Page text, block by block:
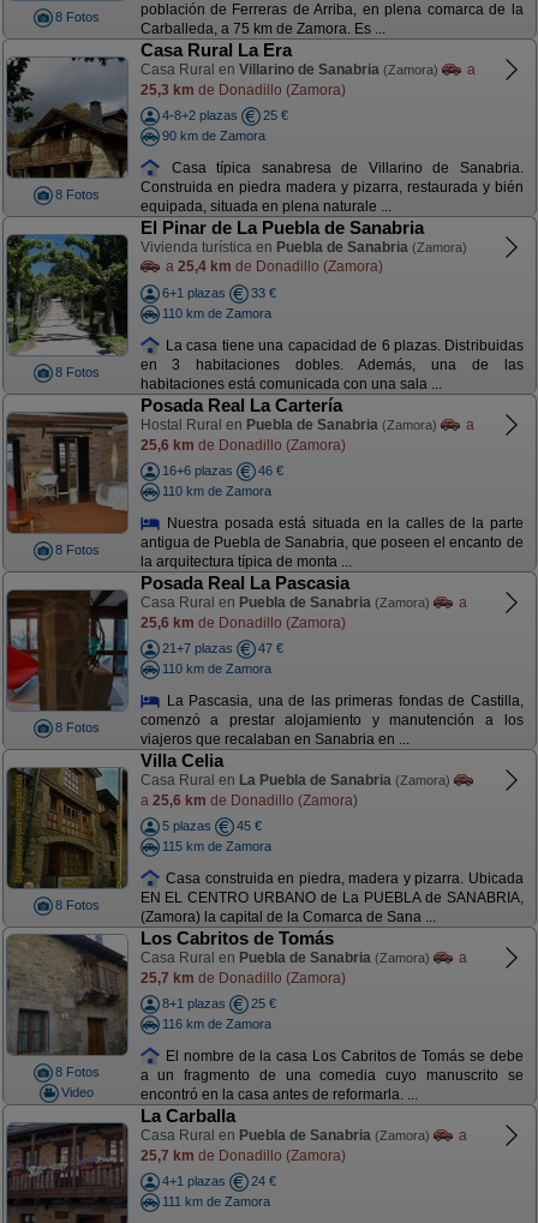
8 Fotos
población de Ferreras de Arriba, en plena comarca de la
Carballeda, a 75 km de Zamora. Es ...
8 Fotos
Casa Rural La Era
Casa Rural en Villarino de Sanabria (Zamora)
a
25,3 km de Donadillo (Zamora)
4-8+2 plazas
25 €
90 km de Zamora
Casa típica sanabresa de Villarino de Sanabria.
Construida en piedra madera y pizarra, restaurada y bién
equipada, situada en plena naturale ...
8 Fotos
El Pinar de La Puebla de Sanabria
Vivienda turística en Puebla de Sanabria (Zamora)
a 25,4 km de Donadillo (Zamora)
6+1 plazas
33 €
110 km de Zamora
La casa tiene una capacidad de 6 plazas. Distribuidas
en 3 habitaciones dobles. Además, una de las
habitaciones está comunicada con una sala ...
8 Fotos
Posada Real La Cartería
Hostal Rural en Puebla de Sanabria (Zamora)
a
25,6 km de Donadillo (Zamora)
16+6 plazas
46 €
110 km de Zamora
Nuestra posada está situada en la calles de la parte
antigua de Puebla de Sanabria, que poseen el encanto de
la arquitectura típica de monta ...
8 Fotos
Posada Real La Pascasia
Casa Rural en Puebla de Sanabria (Zamora)
a
25,6 km de Donadillo (Zamora)
21+7 plazas
47 €
110 km de Zamora
La Pascasia, una de las primeras fondas de Castilla,
comenzó a prestar alojamiento y manutención a los
viajeros que recalaban en Sanabria en ...
8 Fotos
Villa Celia
Casa Rural en La Puebla de Sanabria (Zamora)
a 25,6 km de Donadillo (Zamora)
5 plazas
45 €
115 km de Zamora
Casa construida en piedra, madera y pizarra. Ubicada
EN EL CENTRO URBANO de La PUEBLA de SANABRIA,
(Zamora) la capital de la Comarca de Sana ...
8 Fotos
Video
Los Cabritos de Tomás
Casa Rural en Puebla de Sanabria (Zamora)
a
25,7 km de Donadillo (Zamora)
8+1 plazas
25 €
116 km de Zamora
El nombre de la casa Los Cabritos de Tomás se debe
a un fragmento de una comedia cuyo manuscrito se
encontró en la casa antes de reformarla. ...
La Carballa
Casa Rural en Puebla de Sanabria (Zamora)
a
25,7 km de Donadillo (Zamora)
4+1 plazas
24 €
111 km de Zamora